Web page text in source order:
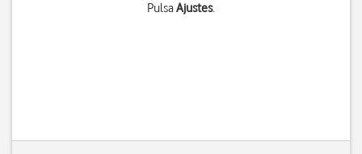
PulsaAjustes.